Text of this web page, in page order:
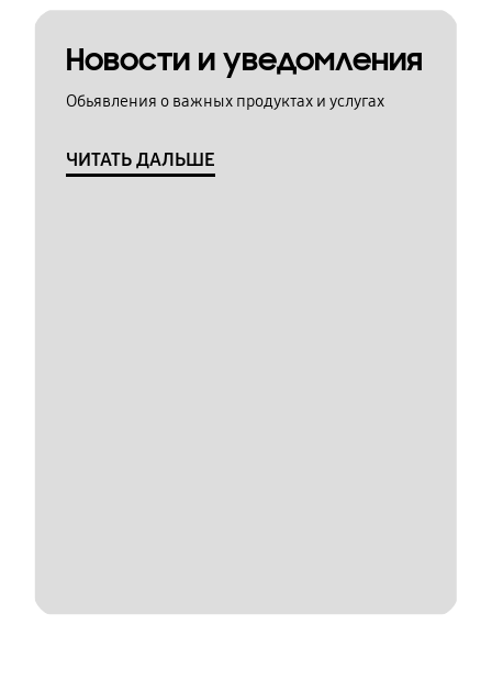
Новости и уведомления
Обьявления о важных продуктах и услугах
ЧИТАТЬ ДАЛЬШЕ